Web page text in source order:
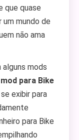
que quase
mundo de
não ama
mods
mod para Bike
exibir para
para Bike